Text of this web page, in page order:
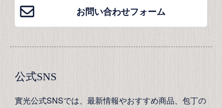
お問い合わせフォーム
公式SNS
實光公式SNSでは、最新情報やおすすめ商品、包丁の